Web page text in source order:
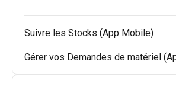
Suivre les Stocks (App Mobile)
Gérer vos Demandes de matériel